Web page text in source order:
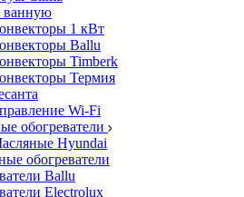
1 кВт
Ballu
Timberk
Термия
Wi-Fi
обогреватели
Hyundai
обогреватели
Ballu
Electrolux